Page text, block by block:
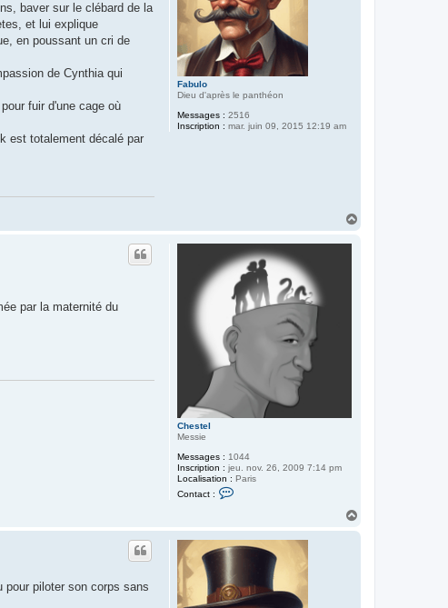
Fabulo
Dieu d'après le panthéon
Messages : 2516
Inscription : mar. juin 09, 2015 12:19 am
baver sur le clébard de la
et lui explique
en poussant un cri de
de Cynthia qui
fuir d'une cage où
est totalement décalé par
Chestel
Messie
Messages : 1044
Inscription : jeu. nov. 26, 2009 7:14 pm
Localisation : Paris
Contact :
a
c
C
h
par la maternité du
pour piloter son corps sans